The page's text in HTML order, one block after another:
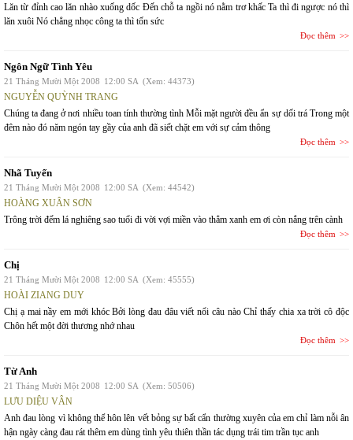
Lăn từ đỉnh cao lăn nhào xuống dốc Đến chỗ ta ngồi nó nằm trơ khấc Ta thì đi ngược nó thì
lăn xuôi Nó chẳng nhọc công ta thì tốn sức
Đọc thêm
Ngôn Ngữ Tình Yêu
21 Tháng Mười Một 2008 12:00 SA (Xem: 44373)
NGUYỄN QUỲNH TRANG
Chúng ta đang ở nơi nhiều toan tính thường tình Mỗi mặt người đều ẩn sự dối trá Trong một
đêm nào đó năm ngón tay gầy của anh đã siết chặt em với sự cảm thông
Đọc thêm
Nhã Tuyến
21 Tháng Mười Một 2008 12:00 SA (Xem: 44542)
HOÀNG XUÂN SƠN
Trông trời đếm lá nghiêng sao tuổi đi vời vợi miền vào thẳm xanh em ơi còn nắng trên cành
Đọc thêm
Chị
21 Tháng Mười Một 2008 12:00 SA (Xem: 45555)
HOÀI ZIANG DUY
Chị ạ mai nầy em mới khóc Bởi lòng đau đâu viết nổi câu nào Chỉ thấy chia xa trời cô độc
Chôn hết một đời thương nhớ nhau
Đọc thêm
Từ Anh
21 Tháng Mười Một 2008 12:00 SA (Xem: 50506)
LƯU DIỆU VÂN
Anh đau lòng vì không thể hôn lên vết bỏng sự bất cẩn thường xuyên của em chỉ làm nỗi ân
hận ngày càng đau rát thêm em dùng tình yêu thiên thần tác dụng trái tim trần tục anh